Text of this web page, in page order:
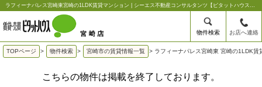
ラフィーナパレス宮崎東宮崎の1LDK賃貸マンション | シーエス不動産コンサルタンツ【ピタットハウス宮崎店】
物件検索 お店へ連絡
TOPページ > 物件検索 > 宮崎市の賃貸情報一覧 > ラフィーナパレス宮崎東 宮崎の1LDK賃
こちらの物件は掲載を終了しております。